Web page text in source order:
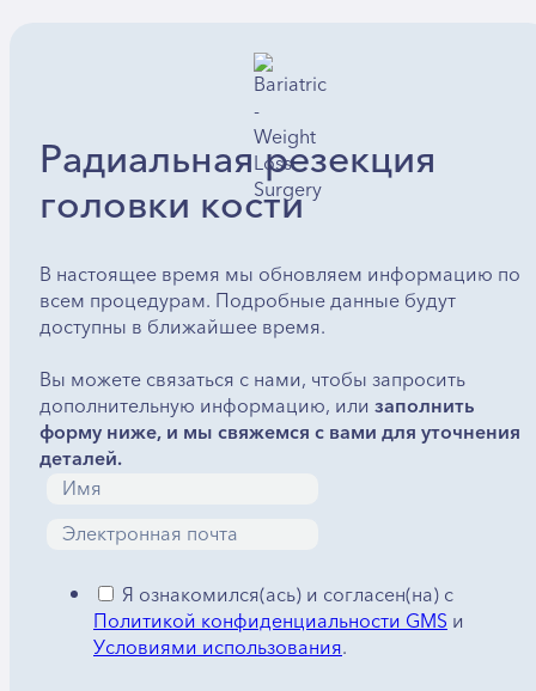
Радиальная резекция
головки кости
В настоящее время мы обновляем информацию по
всем процедурам. Подробные данные будут
доступны в ближайшее время.
Вы можете связаться с нами, чтобы запросить
дополнительную информацию, или заполнить
форму ниже, и мы свяжемся с вами для уточнения
деталей.
Я ознакомился(ась) и согласен(на) с
Политикой конфиденциальности GMSи
Условиями использования.